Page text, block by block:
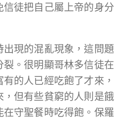
徒把自己屬上帝的身分
現的混亂現象，這問題
。很明顯哥林多信徒在
的人已經吃飽了才來，
但有些貧窮的人則是餓
守聖餐時吃得飽。保羅